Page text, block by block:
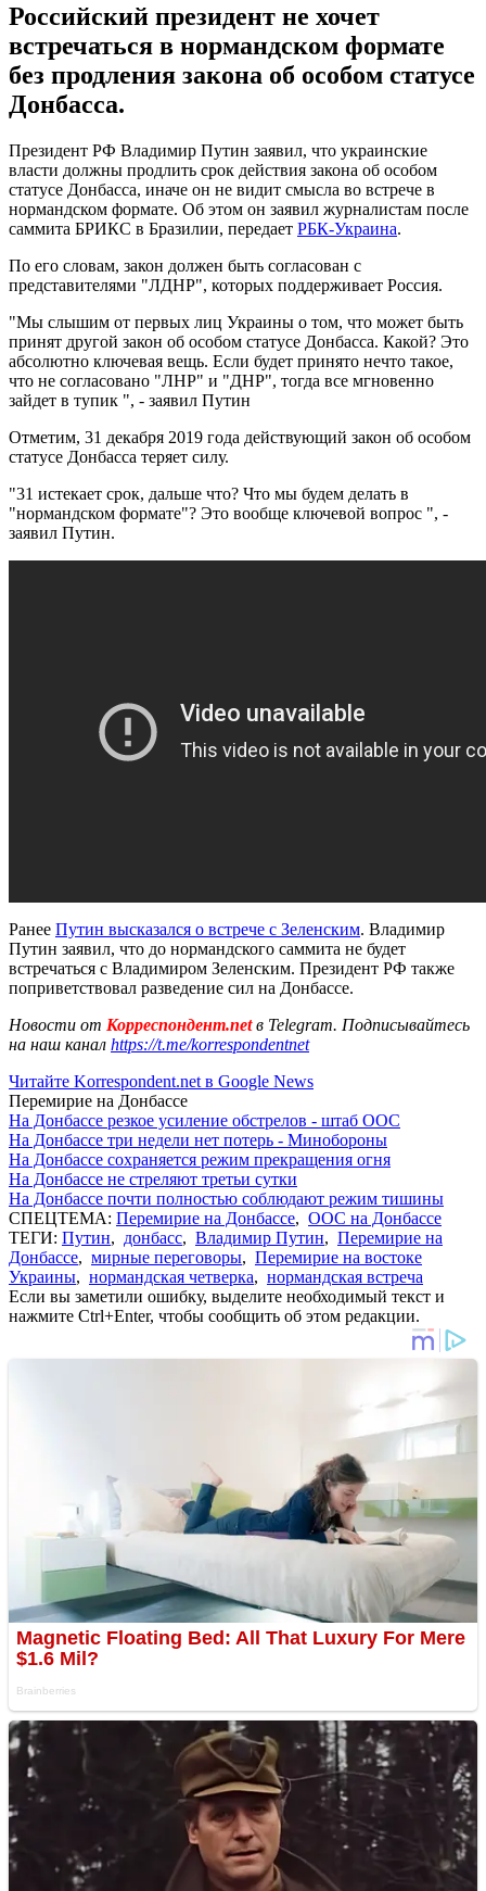
Российский президент не хочет
встречаться в нормандском формате
без продления закона об особом статусе
Донбасса.
Президент РФ Владимир Путин заявил, что украинские
власти должны продлить срок действия закона об особом
статусе Донбасса, иначе он не видит смысла во встрече в
нормандском формате. Об этом он заявил журналистам после
саммита БРИКС в Бразилии, передает РБК-Украина.
По его словам, закон должен быть согласован с
представителями "ЛДНР", которых поддерживает Россия.
"Мы слышим от первых лиц Украины о том, что может быть
принят другой закон об особом статусе Донбасса. Какой? Это
абсолютно ключевая вещь. Если будет принято нечто такое,
что не согласовано "ЛНР" и "ДНР", тогда все мгновенно
зайдет в тупик ", - заявил Путин
Отметим, 31 декабря 2019 года действующий закон об особом
статусе Донбасса теряет силу.
"31 истекает срок, дальше что? Что мы будем делать в
"нормандском формате"? Это вообще ключевой вопрос ", -
заявил Путин.
Ранее Путин высказался о встрече с Зеленским. Владимир
Путин заявил, что до нормандского саммита не будет
встречаться с Владимиром Зеленским. Президент РФ также
поприветствовал разведение сил на Донбассе.
Новости от Корреспондент.netв Telegram. Подписывайтесь
на наш канал https://t.me/korrespondentnet
Читайте Korrespondent.net в Google News
Перемирие на Донбассе
На Донбассе резкое усиление обстрелов - штаб ООС
На Донбассе три недели нет потерь - Минобороны
На Донбассе сохраняется режим прекращения огня
На Донбассе не стреляют третьи сутки
На Донбассе почти полностью соблюдают режим тишины
СПЕЦТЕМА: Перемирие на Донбассе, ООС на Донбассе
ТЕГИ: Путин, донбасс, Владимир Путин, Перемирие на
Донбассе, мирные переговоры, Перемирие на востоке
Украины, нормандская четверка, нормандская встреча
Если вы заметили ошибку, выделите необходимый текст и
нажмите Ctrl+Enter, чтобы сообщить об этом редакции.